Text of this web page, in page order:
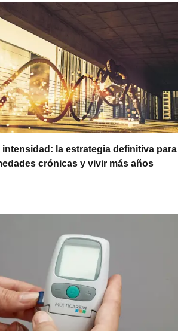
intensidad: la estrategia definitiva para
crónicas y vivir más años